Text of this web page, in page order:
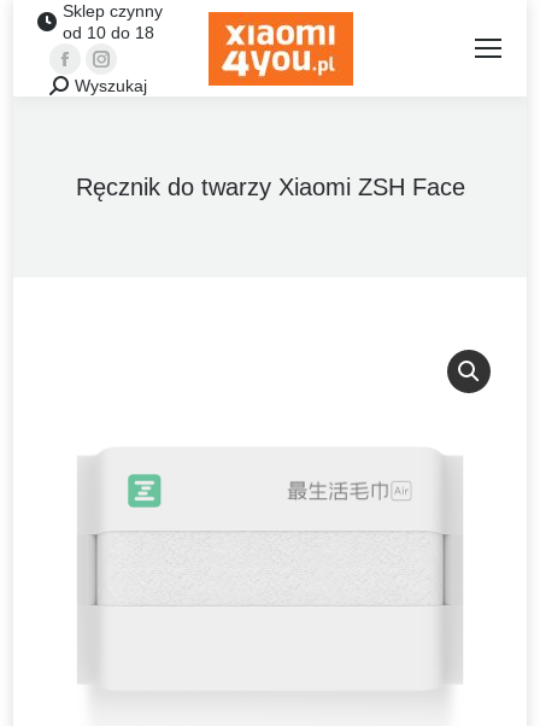
Sklep czynny
od 10 do 18
FacebookInstagram
Szukaj:Wyszukaj
Ręcznik do twarzy Xiaomi ZSH Face